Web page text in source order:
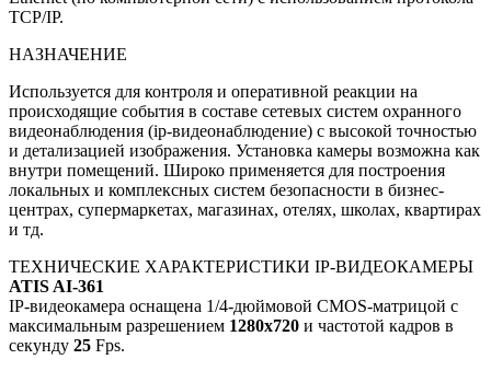
TCP/IP.
НАЗНАЧЕНИЕ
Используется для контроля и оперативной реакции на
происходящие события в составе сетевых систем охранного
видеонаблюдения (ip-видеонаблюдение) с высокой точностью
и детализацией изображения. Установка камеры возможна как
внутри помещений. Широко применяется для построения
локальных и комплексных систем безопасности в бизнес-
центрах, супермаркетах, магазинах, отелях, школах, квартирах
и тд.
ТЕХНИЧЕСКИЕ ХАРАКТЕРИСТИКИ IP-ВИДЕОКАМЕРЫ
ATIS AI-361
IP-видеокамера оснащена 1/4-дюймовой CMOS-матрицой с
максимальным разрешением 1280x720 и частотой кадров в
секунду 25 Fps.